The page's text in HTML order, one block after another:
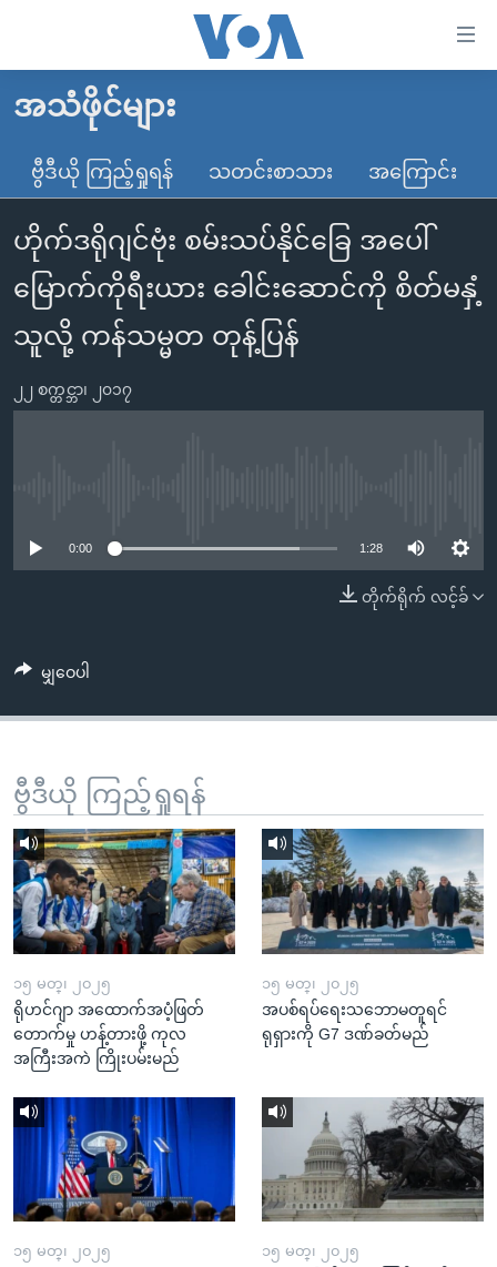
လွယ်ကူ
သည့်
Link
များ
ပင်မ
အကြောင်းအရာ
ကျော်
ကြည့်
ရှာဖွေ
နေရာ
သို့
ကျော်
ရန်
မူလစာမျက်နှာ
မြန်မာ
ကမ္ဘာ့သတင်းများ
နိုင်ငံတကာ
အမေရိကန်
တရုတ်
အစ္စရေး-ပါလက်စတိုင်း
ဗွီဒီယို
သတင်းလွတ်လပ်ခွင့်
ရပ်ဝန်းတခု လမ်းတခု အလွန်
အင်္ဂလိပ်စာလေ့လာမယ်
အမေရိကန်သုံးအီဒီယံ
အပတ်စဉ်ကဏ္ဍများ
အသံဖိုင်များ
ဗွီဒီယို ကြည့်ရှုရန် သတင်းစာသား အကြောင်း
ဟိုက်ဒရိုဂျင်ဗုံး စမ်းသပ်နိုင်ခြေ အပေါ်
မြောက်ကိုရီးယား ခေါင်းဆောင်ကို စိတ်မနှံ့
သူလို့ ကန်သမ္မတ တုန့်ပြန်
၂၂ စက္တင္ဘာ၊ ၂၀၁၇
0:00 1:28
တိုက်ရိုက် လင့်ခ်
မျှဝေပါ
ဗွီဒီယို ကြည့်ရှုရန်
၁၅ မတ္၊ ၂၀၂၅
ရိုဟင်ဂျာ အထောက်အပံ့ဖြတ်
တောက်မှု ဟန့်တားဖို့ ကုလ
အကြီးအကဲ ကြိုးပမ်းမည်
၁၅ မတ္၊ ၂၀၂၅
အပစ်ရပ်ရေးသဘောမတူရင်
ရုရှားကို G7 ဒဏ်ခတ်မည်
၁၅ မတ္၊ ၂၀၂၅ ၁၅ မတ္၊ ၂၀၂၅